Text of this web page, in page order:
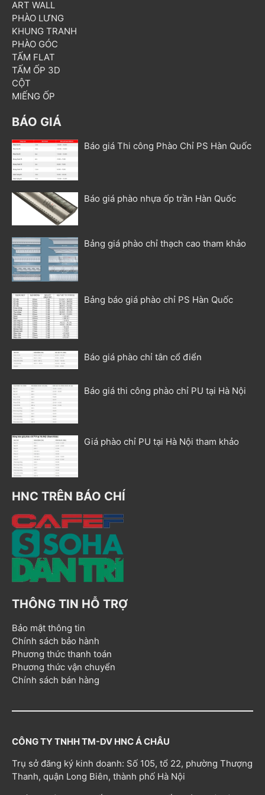
ART WALL
PHÀO LƯNG
KHUNG TRANH
PHÀO GÓC
TẤM FLAT
TẤM ỐP 3D
CỘT
MIẾNG ỐP
BÁO GIÁ
Báo giá Thi công Phào Chỉ PS Hàn Quốc
Báo giá phào nhựa ốp trần Hàn Quốc
Bảng giá phào chỉ thạch cao tham khảo
Bảng báo giá phào chỉ PS Hàn Quốc
Báo giá phào chỉ tân cổ điển
Báo giá thi công phào chỉ PU tại Hà Nội
Giá phào chỉ PU tại Hà Nội tham khảo
HNC TRÊN BÁO CHÍ
THÔNG TIN HỖ TRỢ
Bảo mật thông tin
Chính sách bảo hành
Phương thức thanh toán
Phương thức vận chuyển
Chính sách bán hàng
CÔNG TY TNHH TM-DV HNC Á CHÂU
Trụ sở đăng ký kinh doanh: Số 105, tổ 22, phường Thượng
Thanh, quận Long Biên, thành phố Hà Nội